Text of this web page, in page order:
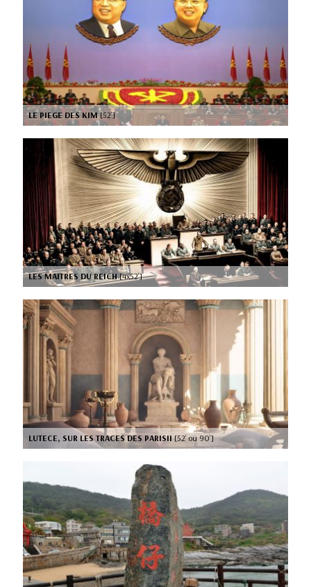
LE PIEGE DES KIM[52’]
LES MAITRES DU REICH[4x52’]
LUTECE, SUR LES TRACES DES PARISII[52’ ou 90’]